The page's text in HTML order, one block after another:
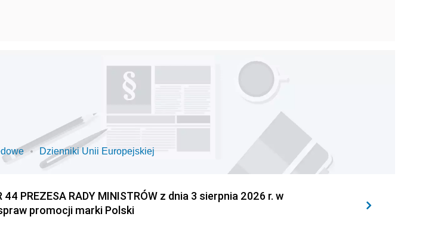
Dzienniki Unii Europejskiej
44 PREZESA RADY MINISTRÓW z dnia 3 sierpnia 2026 r. w
promocji marki Polski